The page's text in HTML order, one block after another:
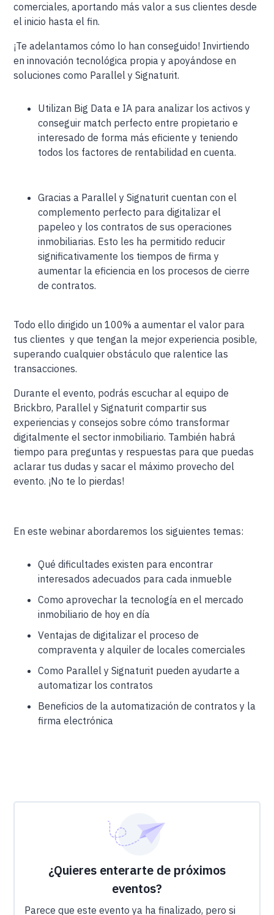
comerciales, aportando más valor a sus clientes desde
el inicio hasta el fin.
¡Te adelantamos cómo lo han conseguido! Invirtiendo
en innovación tecnológica propia y apoyándose en
soluciones como Parallel y Signaturit.
Utilizan Big Data e IA para analizar los activos y
conseguir match perfecto entre propietario e
interesado de forma más eficiente y teniendo
todos los factores de rentabilidad en cuenta.
Gracias a Parallel y Signaturit cuentan con el
complemento perfecto para digitalizar el
papeleo y los contratos de sus operaciones
inmobiliarias. Esto les ha permitido reducir
significativamente los tiempos de firma y
aumentar la eficiencia en los procesos de cierre
de contratos.
Todo ello dirigido un 100% a aumentar el valor para
tus clientes y que tengan la mejor experiencia posible,
superando cualquier obstáculo que ralentice las
transacciones.
Durante el evento, podrás escuchar al equipo de
Brickbro, Parallel y Signaturit compartir sus
experiencias y consejos sobre cómo transformar
digitalmente el sector inmobiliario. También habrá
tiempo para preguntas y respuestas para que puedas
aclarar tus dudas y sacar el máximo provecho del
evento. ¡No te lo pierdas!
En este webinar abordaremos los siguientes temas:
Qué dificultades existen para encontrar
interesados adecuados para cada inmueble
Como aprovechar la tecnología en el mercado
inmobiliario de hoy en día
Ventajas de digitalizar el proceso de
compraventa y alquiler de locales comerciales
Como Parallel y Signaturit pueden ayudarte a
automatizar los contratos
Beneficios de la automatización de contratos y la
firma electrónica
¿Quieres enterarte de próximos
eventos?
Parece que este evento ya ha finalizado, pero si